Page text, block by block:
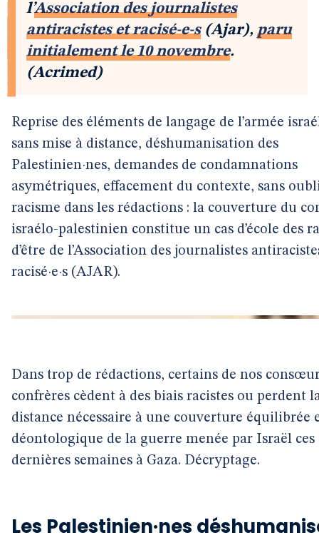
l’Association des journalistes
antiracistes et racisé-e-s(Ajar), paru
initialement le 10 novembre.
(Acrimed)
Reprise des éléments de langage de l’armée
sans mise à distance, déshumanisation des
Palestinien·nes, demandes de condamnations
asymétriques, effacement du contexte, sans
racisme dans les rédactions : la couverture du
israélo-palestinien constitue un cas d’école des
d’être de l’Association des journalistes
racisé·e·s (AJAR).
Dans trop de rédactions, certains de nos
confrères cèdent à des biais racistes ou perdent
distance nécessaire à une couverture équilibrée
déontologique de la guerre menée par Israël ces
dernières semaines à Gaza. Décryptage.
Les Palestinien·nes